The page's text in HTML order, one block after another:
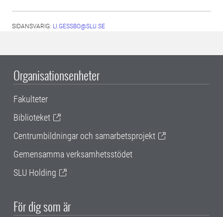
SIDANSVARIG: LI.GESSBO@SLU.SE
Organisationsenheter
Fakulteter
Biblioteket
Centrumbildningar och samarbetsprojekt
Gemensamma verksamhetsstödet
SLU Holding
För dig som är